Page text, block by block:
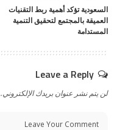
السعودية تؤكد أهمية ربط التقنيات
العميقة بالمجتمع لتحقيق التنمية
المستدامة
Leave a Reply
لن يتم نشر عنوان بريدك الإلكتروني.